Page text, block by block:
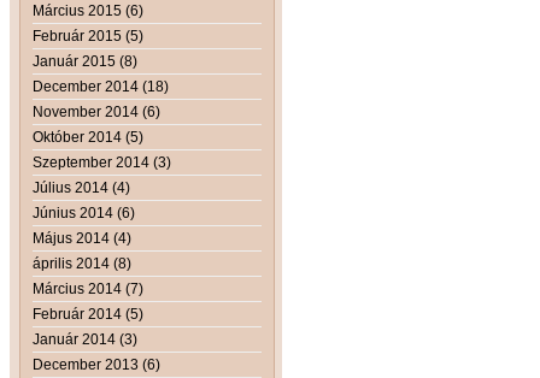
Március 2015 (6)
Február 2015 (5)
Január 2015 (8)
December 2014 (18)
November 2014 (6)
Október 2014 (5)
Szeptember 2014 (3)
Július 2014 (4)
Június 2014 (6)
Május 2014 (4)
április 2014 (8)
Március 2014 (7)
Február 2014 (5)
Január 2014 (3)
December 2013 (6)